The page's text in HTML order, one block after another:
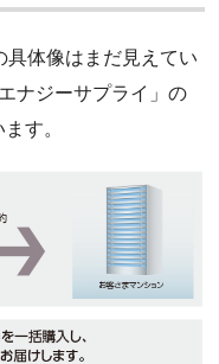
具体像はまだ見えてい
ナジーサプライ」の
す。